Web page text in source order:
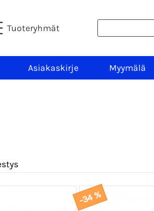
Tuoteryhmät
Asiakaskirje Myymälä
-34 %